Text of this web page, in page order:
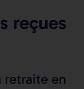
reçues
retraite en